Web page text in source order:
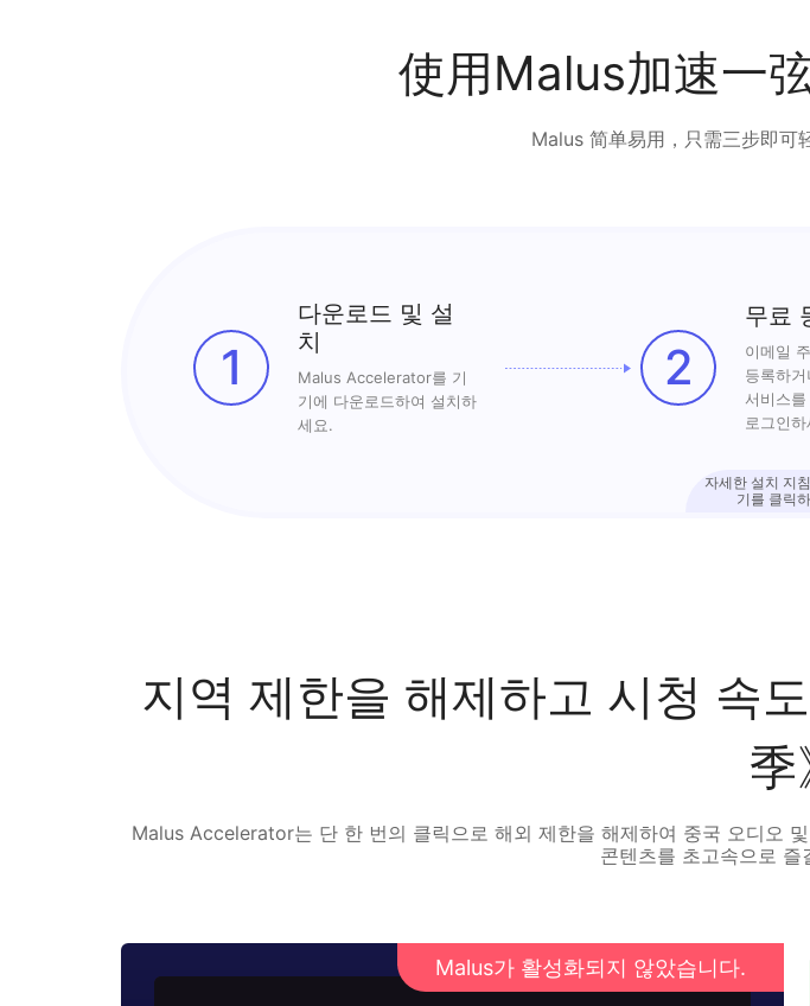
使用Malus加速一
Malus 简单易用，只需三步即可
1
다운로드 및 설
치
Malus Accelerator를 기
기에 다운로드하여 설치하
세요.
2
무료
이메일
등록하
서비스
로그인하
자세한 설치 지
기를 클릭
지역 제한을 해제하고 시청 속
季
Malus Accelerator는 단 한 번의 클릭으로 해외 제한을 해제하여 중국 오디오
콘텐츠를 초고속으로
Malus가 활성화되지 않았습니다.